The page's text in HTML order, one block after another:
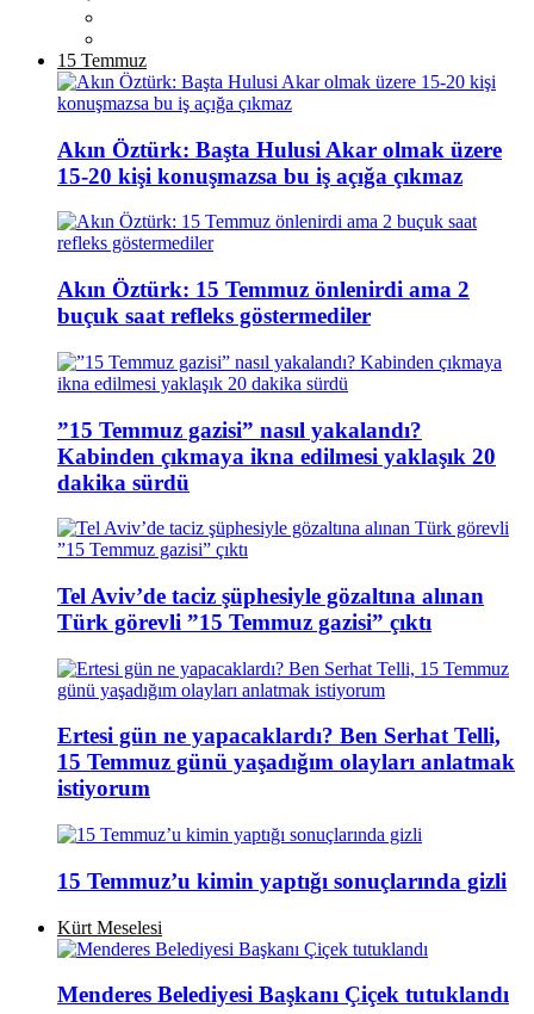
15 Temmuz
Akın Öztürk: Başta Hulusi Akar olmak üzere
15-20 kişi konuşmazsa bu iş açığa çıkmaz
Akın Öztürk: 15 Temmuz önlenirdi ama 2
buçuk saat refleks göstermediler
”15 Temmuz gazisi” nasıl yakalandı?
Kabinden çıkmaya ikna edilmesi yaklaşık 20
dakika sürdü
Tel Aviv’de taciz şüphesiyle gözaltına alınan
Türk görevli ”15 Temmuz gazisi” çıktı
Ertesi gün ne yapacaklardı? Ben Serhat Telli,
15 Temmuz günü yaşadığım olayları anlatmak
istiyorum
15 Temmuz’u kimin yaptığı sonuçlarında gizli
Kürt Meselesi
Menderes Belediyesi Başkanı Çiçek tutuklandı